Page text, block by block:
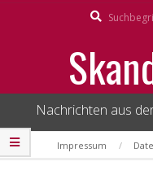
Nachrichten aus
Secondary
Navigation
Impressum